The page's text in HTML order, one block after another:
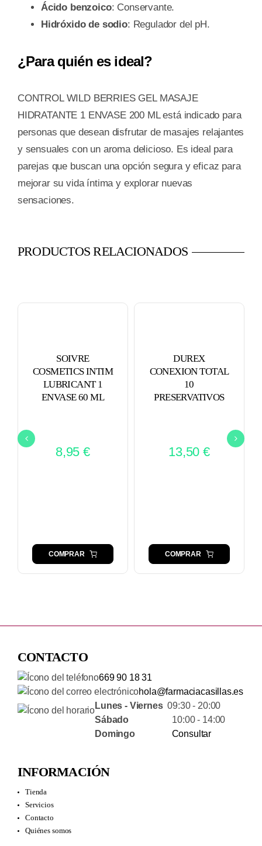
Ácido benzoico: Conservante.
Hidróxido de sodio: Regulador del pH.
¿Para quién es ideal?
CONTROL WILD BERRIES GEL MASAJE
HIDRATANTE 1 ENVASE 200 ML está indicado para
personas que desean disfrutar de masajes relajantes
y sensuales con un aroma delicioso. Es ideal para
parejas que buscan una opción segura y eficaz para
mejorar su vida íntima y explorar nuevas
sensaciones.
PRODUCTOS RELACIONADOS
SOIVRE
COSMETICS INTIM
LUBRICANT 1
ENVASE 60 ML
8,95€
COMPRAR
DUREX
CONEXION TOTAL
10
PRESERVATIVOS
13,50 €
COMPRAR
CONTACTO
669 90 18 31
hola@farmaciacasillas.es
Lunes - Viernes09:30 - 20:00
Sábado 10:00 - 14:00
Domingo
Consultar
INFORMACIÓN
Tienda
Servicios
Contacto
Quiénes somos